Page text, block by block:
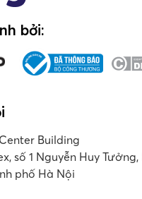
bởi:
Building
số 1 Nguyễn Huy
phố Hà Nội